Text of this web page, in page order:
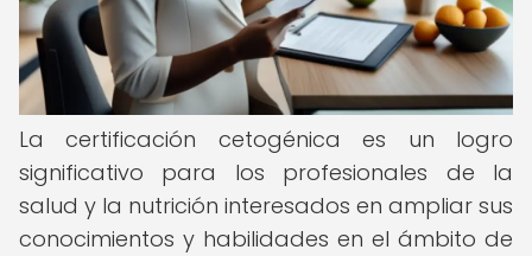
La certificación cetogénica es un logro
significativo para los profesionales de la
salud y la nutrición interesados en ampliar sus
conocimientos y habilidades en el ámbito de